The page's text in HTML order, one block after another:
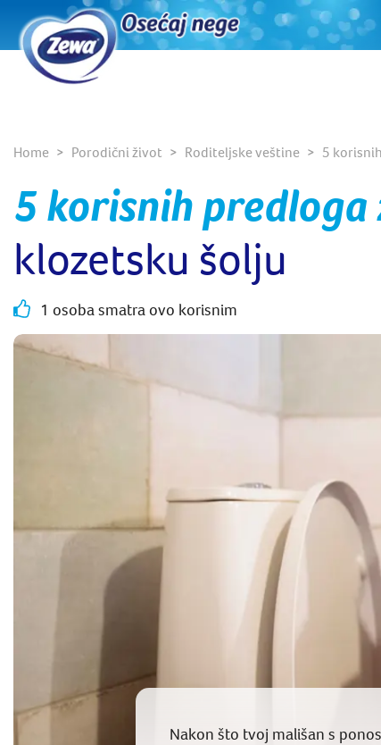
Home Porodični život Roditeljske veštine 5
5 korisnih predloga
klozetsku šolju
1 osoba smatra ovo korisnim
Nakon što tvoj mališan s